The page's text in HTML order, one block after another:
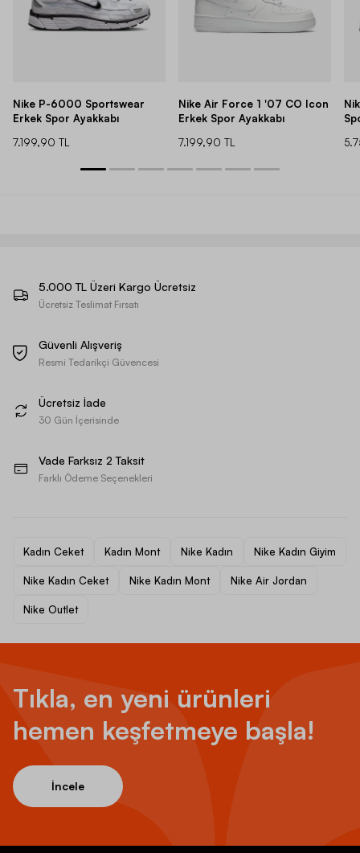
Nike P-6000 Sportswear
Erkek Spor Ayakkabı
7.199,90 TL
Nike Air Force 1 '07 CO Icon
Erkek Spor Ayakkabı
7.199,90 TL
5.000 TL Üzeri Kargo Ücretsiz
Ücretsiz Teslimat Fırsatı
Güvenli Alışveriş
Resmi Tedarikçi Güvencesi
Ücretsiz İade
30 Gün İçerisinde
Vade Farksız 2 Taksit
Farklı Ödeme Seçenekleri
Kadın Ceket Kadın Mont Nike Kadın Nike Kadın Giyim
Nike Kadın Ceket Nike Kadın Mont Nike Air Jordan
Nike Outlet
Tıkla, en yeni ürünleri
hemen keşfetmeye başla!
İncele